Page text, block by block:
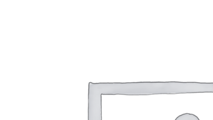
для Мотоблоков и Культиваторов